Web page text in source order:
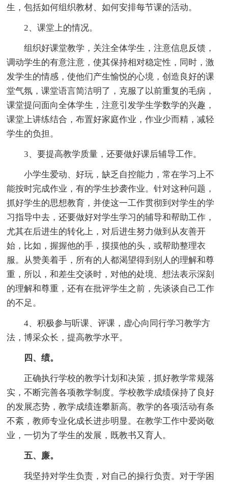
生，包括如何组织教材、如何安排每节课的活动。
2、课堂上的情况。
组织好课堂教学，关注全体学生，注意信息反馈，
调动学生的有意注意，使其保持相对稳定性，同时，激
发学生的情感，使他们产生愉悦的心境，创造良好的课
堂气氛，课堂语言简洁明了，克服了以前重复的毛病，
课堂提问面向全体学生，注意引发学生学数学的兴趣，
课堂上讲练结合，布置好家庭作业，作业少而精，减轻
学生的负担。
3、要提高教学质量，还要做好课后辅导工作。
小学生爱动、好玩，缺乏自控能力，常在学习上不
能按时完成作业，有的学生抄袭作业。针对这种问题，
抓好学生的思想教育，并使这一工作贯彻到对学生的学
习指导中去，还要做好对学生学习的辅导和帮助工作，
尤其在后进生的转化上，对后进生努力做到从友善开
始，比如，握握他的手，摸摸他的头，或帮助整理衣
服。从赞美着手，所有的人都渴望得到别人的理解和尊
重，所以，和差生交谈时，对他的处境、想法表示深刻
的理解和尊重，还有在批评学生之前，先谈谈自己工作
的不足。
4、积极参与听课、评课，虚心向同行学习教学方
法，博采众长，提高教学水平。
四、绩。
正确执行学校的教学计划和决策，抓好教学常规落
实，不断完善各项教学制度。学校教学成绩保持了良好
的发展态势，教学成绩连攀新高。教学的各项活动有条
不紊，教师专业化成长进步明显。在教学工作中爱岗敬
业，一切为了学生的发展，既教书又育人。
五、廉。
我坚持对学生负责，对自己的操行负责。对于学困